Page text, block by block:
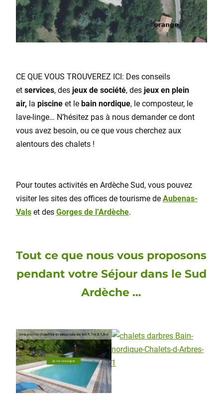
CE QUE VOUS TROUVEREZ ICI: Des conseils
et services, desjeux de société, desjeux en plein
air, la piscine et le bain nordique, le composteur, le
lave-linge… N’hésitez pas à nous demander ce dont
vous avez besoin, ou ce que vous cherchez aux
alentours des chalets !
Pour toutes activités en Ardèche Sud, vous pouvez
visiter les sites des offices de tourisme de Aubenas-
Valset des Gorges de l’Ardèche.
Tout ce que nous vous proposons
pendant votre Séjour dans le Sud
Ardèche …